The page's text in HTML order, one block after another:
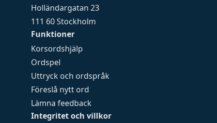
Funktioner
Korsordshjälp
Ordspel
Uttryck och ordspråk
Föreslå nytt ord
Lämna feedback
Integritet och villkor
Holländargatan 23
111 60 Stockholm